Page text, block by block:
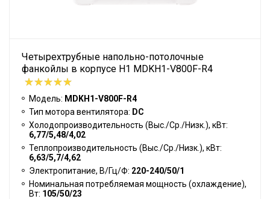
Четырехтрубные напольно-потолочные
фанкойлы в корпусе H1 MDKH1-V800F-R4
Модель: MDKH1-V800F-R4
Тип мотора вентилятора: DC
Холодопроизводительность (Выс./Ср./Низк.), кВт:
6,77/5,48/4,02
Теплопроизводительность (Выс./Ср./Низк.), кВт:
6,63/5,7/4,62
Электропитание, В/Гц/Ф: 220-240/50/1
Номинальная потребляемая мощность (охлаждение),
Вт: 105/50/23